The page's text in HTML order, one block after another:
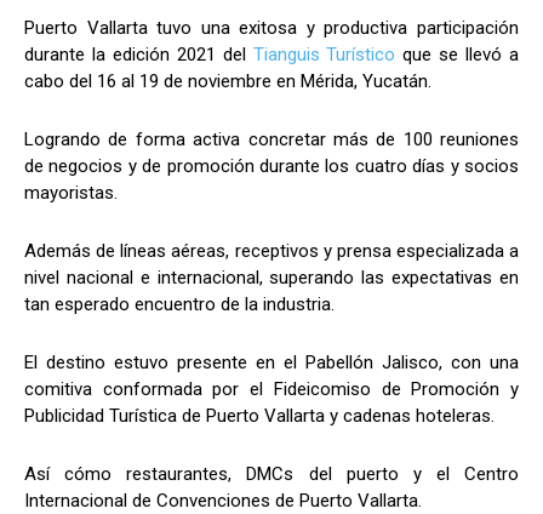
Puerto Vallarta tuvo una exitosa y productiva participación
durante la edición 2021 delTianguis Turístico que se llevó a
cabo del 16 al 19 de noviembre en Mérida, Yucatán.
Logrando de forma activa concretar más de 100 reuniones
de negocios y de promoción durante los cuatro días y socios
mayoristas.
Además de líneas aéreas, receptivos y prensa especializada a
nivel nacional e internacional, superando las expectativas en
tan esperado encuentro de la industria.
El destino estuvo presente en el Pabellón Jalisco, con una
comitiva conformada por el Fideicomiso de Promoción y
Publicidad Turística de Puerto Vallarta y cadenas hoteleras.
Así cómo restaurantes, DMCs del puerto y el Centro
Internacional de Convenciones de Puerto Vallarta.